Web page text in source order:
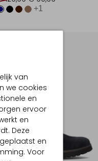
van
we cookies
en
ervoor
en
Deze
en
Voor
+1